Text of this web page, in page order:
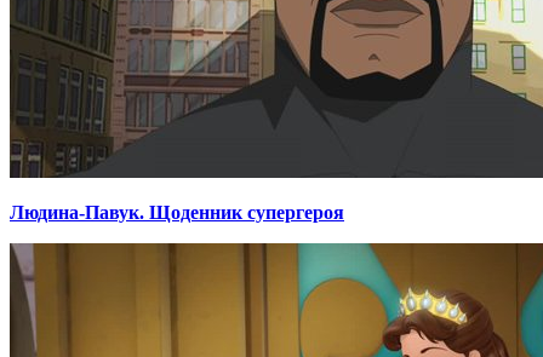
Людина-Павук. Щоденник супергероя